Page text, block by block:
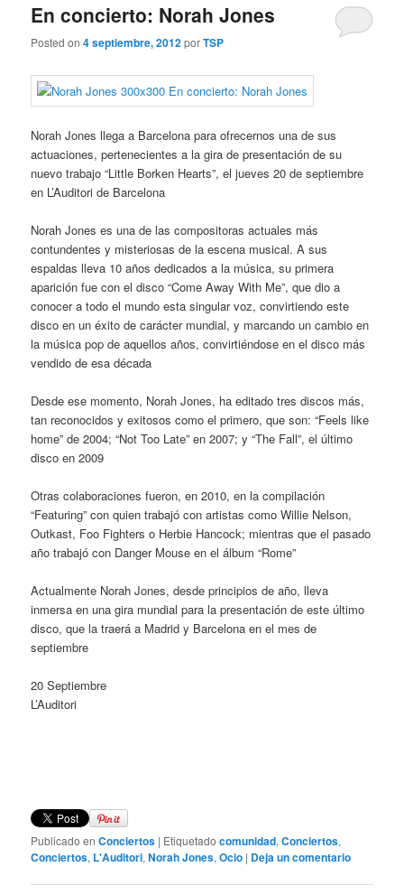
En concierto: Norah Jones
Posted on4 septiembre, 2012porTSP
Norah Jones llega a Barcelona para ofrecernos una de sus
actuaciones, pertenecientes a la gira de presentación de su
nuevo trabajo “Little Borken Hearts”, el jueves 20 de septiembre
en L’Auditori de Barcelona
Norah Jones es una de las compositoras actuales más
contundentes y misteriosas de la escena musical. A sus
espaldas lleva 10 años dedicados a la música, su primera
aparición fue con el disco “Come Away With Me”, que dio a
conocer a todo el mundo esta singular voz, convirtiendo este
disco en un éxito de carácter mundial, y marcando un cambio en
la música pop de aquellos años, convirtiéndose en el disco más
vendido de esa década
Desde ese momento, Norah Jones, ha editado tres discos más,
tan reconocidos y exitosos como el primero, que son: “Feels like
home” de 2004; “Not Too Late” en 2007; y “The Fall”, el último
disco en 2009
Otras colaboraciones fueron, en 2010, en la compilación
“Featuring” con quien trabajó con artistas como Willie Nelson,
Outkast, Foo Fighters o Herbie Hancock; mientras que el pasado
año trabajó con Danger Mouse en el álbum “Rome”
Actualmente Norah Jones, desde principios de año, lleva
inmersa en una gira mundial para la presentación de este último
disco, que la traerá a Madrid y Barcelona en el mes de
septiembre
20 Septiembre
L’Auditori
Publicado en Conciertos | Etiquetado comunidad,Conciertos,
Conciertos, L'Auditori,Norah Jones,Ocio | Deja un comentario